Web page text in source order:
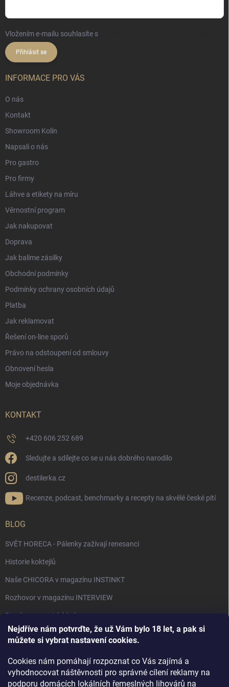
Nejdříve nám potvrďte, že už Vám bylo 18 let, a pak si
můžete si vybrat nastavení cookies.
Cookies nám pomáhají rozpoznat co Vás zajímá a
vyhodnocovat náštěvnosti pro správné cílení reklamy na
podporu domácích lokálních řemeslných lihovárů na
Vložením e-mailu souhlasíte s
Přihlásit se
INFORMACE PRO VÁS
O nás
Kontakt
Showroom Kolín
Napsali o nás
Pro gastro
Pro firmy
Láhve a etikety na míru
Věrnostní program
Jak nakupovat
Doprava
Jak balíme zásilky
Obchodní podmínky
Podmínky ochrany osobních údajů
Platba
Jak reklamovat
Řešení on-line sporů
Právo na odstoupení od smlouvy
Obnovení hesla
Moje objednávka
KONTAKT
+420 606 252 689
Sledujte a sdílejte co se u nás dobrého narodilo
destilerka.cz
Recenze, podcast, benchmarky a recepty na skvělé české pití
BLOG
SVĚT HORECA - Pálenky zažívají renesanci
Historie koktejlů
Naše CHICORA v magazínu INSTINKT
Rozhovor v magazínu INTERVIEW
Bourbon, americká krása.
Napsali v TÝDNU o naší práci
Rozhovor s DESTILERKA.CZ v magazínu DRINKING-CAT